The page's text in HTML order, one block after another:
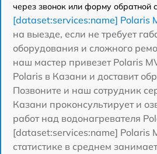
через звонок или форму обратной
[dataset:services:name] Polaris
на выезде, если не требует
оборудования и сложного
наш мастер привезет Polaris
Polaris в Казани и доставит
Позвоните и наш сотрудник
Казани проконсультирует и
работ над водонагревателя
[dataset:services:name] Polaris
статистике в среднем